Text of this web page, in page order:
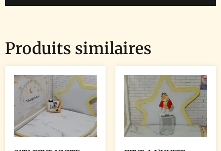
Produits similaires